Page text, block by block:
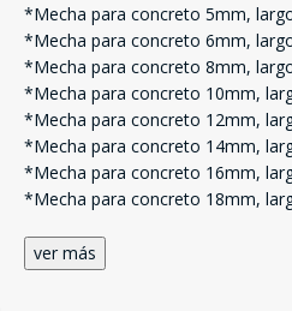
*Mecha para concreto 5mm,
*Mecha para concreto 6mm,
*Mecha para concreto 8mm,
*Mecha para concreto 10mm,
*Mecha para concreto 12mm,
*Mecha para concreto 14mm,
*Mecha para concreto 16mm,
*Mecha para concreto 18mm,
ver más